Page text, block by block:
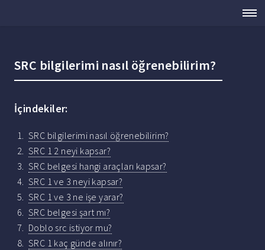
SRC bilgilerimi nasıl öğrenebilirim?
İçindekiler:
SRC bilgilerimi nasıl öğrenebilirim?
SRC 1 2 neyi kapsar?
SRC belgesi hangi araçları kapsar?
SRC 1 ve 3 neyi kapsar?
SRC 1 ve 3 ne işe yarar?
SRC belgesi şart mı?
Doblo src istiyor mu?
SRC 1 kaç günde alınır?